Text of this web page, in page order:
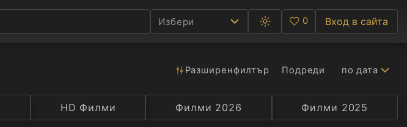
Избери
Превключване
между
светла
Любими
0 Вход в сайта
Разширенфилтър Подреди по дата
Рейтинг Селекция Превод Актьор
HD Филми Филми 2026 Филми 2025